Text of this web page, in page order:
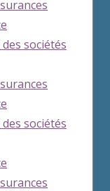
sociétés
sociétés